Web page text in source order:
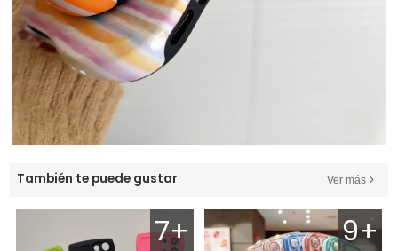
También te puede gustar Ver más
7+ 9+